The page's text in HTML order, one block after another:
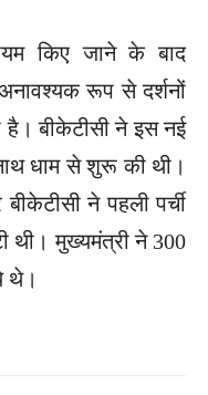
किए जाने के बाद
रूप से दर्शनों
है। बीकेटीसी ने इस नई
धाम से शुरू की थी।
ने पहली पर्ची
थी। मुख्यमंत्री ने 300
थे।